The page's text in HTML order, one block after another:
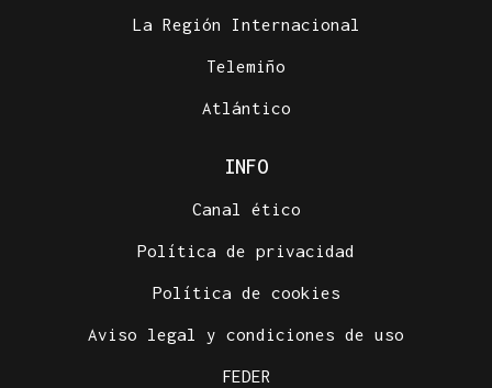
La Región Internacional
Telemiño
Atlántico
INFO
Canal ético
Política de privacidad
Política de cookies
Aviso legal y condiciones de uso
FEDER